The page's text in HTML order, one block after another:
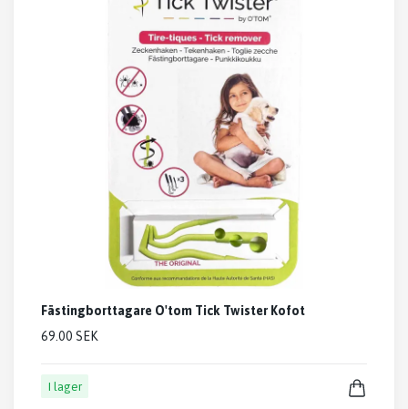
Fästingborttagare O'tom Tick Twister Kofot
69.00 SEK
I lager